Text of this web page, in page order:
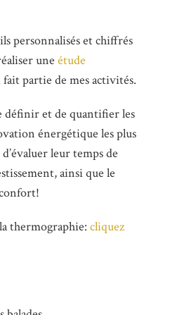
personnalisés et chiffrés
une étude
fait partie de mes activités.
définir et de quantifier les
énergétique les plus
leur temps de
ainsi que le
thermographie: cliquez